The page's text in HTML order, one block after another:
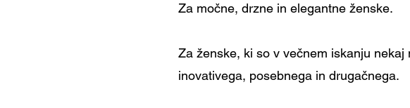
Za močne, drzne in elegantne ženske.
Za ženske, ki so v večnem iskanju nekaj
inovativega, posebnega in drugačnega.